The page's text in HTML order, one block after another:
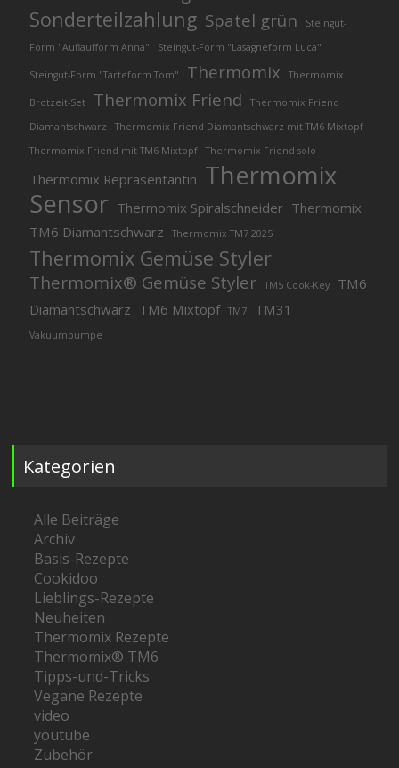
Sonderteilzahlung Spatel grün
Steingut-
Form "Auflaufform Anna"
Steingut-Form "Lasagneform Luca"
Steingut-Form "Tarteform Tom" Thermomix Thermomix
Brotzeit-Set Thermomix Friend
Thermomix Friend
Diamantschwarz
Thermomix Friend Diamantschwarz mit TM6 Mixtopf
Thermomix Friend mit TM6 Mixtopf
Thermomix Friend solo
Thermomix Repräsentantin Thermomix
Sensor Thermomix Spiralschneider Thermomix
TM6 Diamantschwarz
Thermomix TM7 2025
Thermomix Gemüse Styler
Thermomix® Gemüse Styler TM5 Cook-Key
TM6
Diamantschwarz TM6 Mixtopf TM7 TM31
Vakuumpumpe
Kategorien
Alle Beiträge
Archiv
Basis-Rezepte
Cookidoo
Lieblings-Rezepte
Neuheiten
Thermomix Rezepte
Thermomix® TM6
Tipps-und-Tricks
Vegane Rezepte
video
youtube
Zubehör